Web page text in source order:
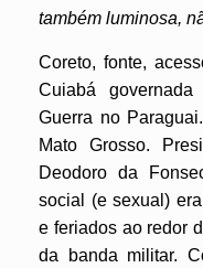
também luminosa,
Coreto, fonte,
Cuiabá
Guerra no
Mato Grosso.
Deodoro da
social (e sexual)
e feriados ao redor
da banda militar.